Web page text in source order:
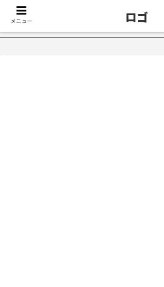
選｜不眠症体験談 【18万再
メニュー ロゴ